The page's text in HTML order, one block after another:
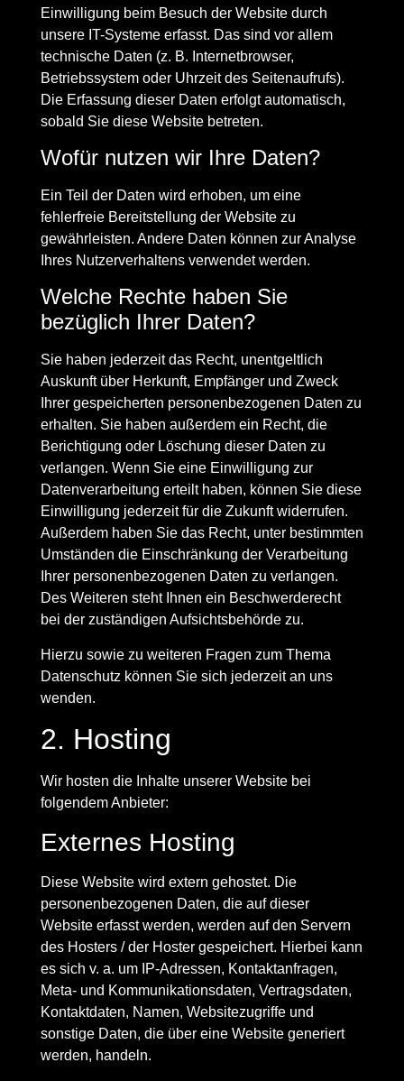
Einwilligung beim Besuch der Website durch
unsere IT-Systeme erfasst. Das sind vor allem
technische Daten (z. B. Internetbrowser,
Betriebssystem oder Uhrzeit des Seitenaufrufs).
Die Erfassung dieser Daten erfolgt automatisch,
sobald Sie diese Website betreten.
Wofür nutzen wir Ihre Daten?
Ein Teil der Daten wird erhoben, um eine
fehlerfreie Bereitstellung der Website zu
gewährleisten. Andere Daten können zur Analyse
Ihres Nutzerverhaltens verwendet werden.
Welche Rechte haben Sie
bezüglich Ihrer Daten?
Sie haben jederzeit das Recht, unentgeltlich
Auskunft über Herkunft, Empfänger und Zweck
Ihrer gespeicherten personenbezogenen Daten zu
erhalten. Sie haben außerdem ein Recht, die
Berichtigung oder Löschung dieser Daten zu
verlangen. Wenn Sie eine Einwilligung zur
Datenverarbeitung erteilt haben, können Sie diese
Einwilligung jederzeit für die Zukunft widerrufen.
Außerdem haben Sie das Recht, unter bestimmten
Umständen die Einschränkung der Verarbeitung
Ihrer personenbezogenen Daten zu verlangen.
Des Weiteren steht Ihnen ein Beschwerderecht
bei der zuständigen Aufsichtsbehörde zu.
Hierzu sowie zu weiteren Fragen zum Thema
Datenschutz können Sie sich jederzeit an uns
wenden.
2. Hosting
Wir hosten die Inhalte unserer Website bei
folgendem Anbieter:
Externes Hosting
Diese Website wird extern gehostet. Die
personenbezogenen Daten, die auf dieser
Website erfasst werden, werden auf den Servern
des Hosters / der Hoster gespeichert. Hierbei kann
es sich v. a. um IP-Adressen, Kontaktanfragen,
Meta- und Kommunikationsdaten, Vertragsdaten,
Kontaktdaten, Namen, Websitezugriffe und
sonstige Daten, die über eine Website generiert
werden, handeln.